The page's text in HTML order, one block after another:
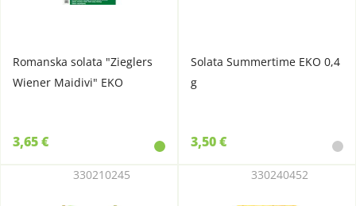
Romanska solata "Zieglers
Wiener Maidivi" EKO
3,65 €
Solata Summertime EKO 0,4
g
3,50 €
330210245 330240452